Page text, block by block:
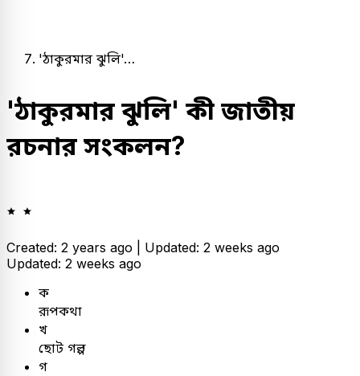
'ঠাকুরমার ঝুলি'…
'ঠাকুরমার ঝুলি' কী জাতীয়
রচনার সংকলন?
Created: 2 years ago | Updated: 2 weeks ago
Updated: 2 weeks ago
ক
রূপকথা
খ
ছোট গল্প
গ